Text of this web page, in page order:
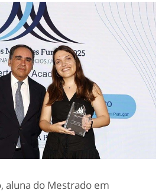
aluna do Mestrado em